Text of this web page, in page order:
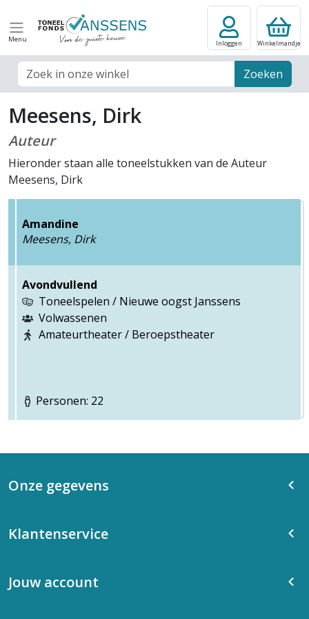
Menu
Zoek veld Zoeken
Inloggen Winkelmandje
Meesens, Dirk
Auteur
Hieronder staan alle toneelstukken van de Auteur
Meesens, Dirk
Amandine
Meesens, Dirk
Avondvullend
Toneelspelen / Nieuwe oogst Janssens
Volwassenen
Amateurtheater / Beroepstheater
Personen: 22
Onze gegevens
Klantenservice
Jouw account